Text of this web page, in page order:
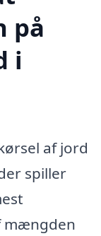
på
i
af jord
spiller
mængden